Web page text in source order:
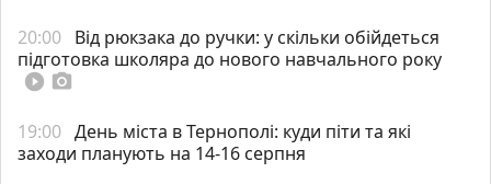
20:00 Від рюкзака до ручки: у скільки обійдеться
підготовка школяра до нового навчального року
play_circle_filled photo_camera
19:00 День міста в Тернополі: куди піти та які
заходи планують на 14-16 серпня